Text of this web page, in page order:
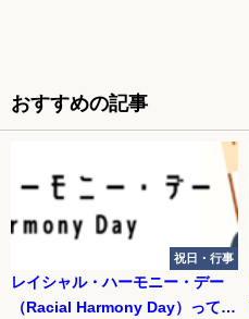
おすすめの記事
祝日・行事
レイシャル・ハーモニー・デー
（Racial Harmony Day）ってど